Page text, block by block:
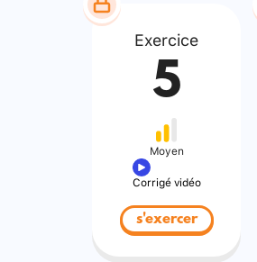
Exercice
5
Moyen
Corrigé vidéo
s'exercer